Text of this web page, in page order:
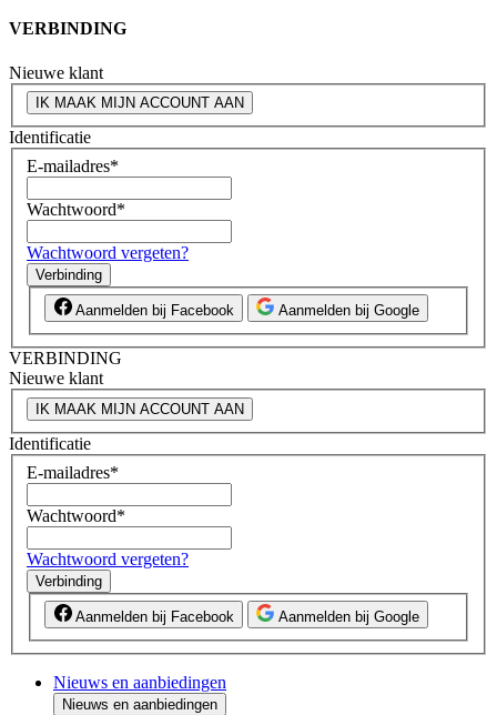
VERBINDING
Nieuwe klant
IK MAAK MIJN ACCOUNT AAN
Identificatie
E-mailadres*
Wachtwoord*
Wachtwoord vergeten?
Verbinding
Aanmelden bij Facebook Aanmelden bij Google
VERBINDING
Nieuwe klant
IK MAAK MIJN ACCOUNT AAN
Identificatie
E-mailadres*
Wachtwoord*
Wachtwoord vergeten?
Verbinding
Aanmelden bij Facebook Aanmelden bij Google
Nieuws en aanbiedingen
Nieuws en aanbiedingen